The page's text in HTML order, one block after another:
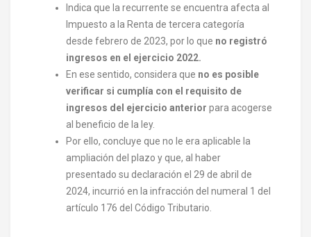
Indica que la recurrente se encuentra afecta al
Impuesto a la Renta de tercera categoría
desde febrero de 2023, por lo que no registró
ingresos en el ejercicio 2022.
En ese sentido, considera que no es posible
verificar si cumplía con el requisito de
ingresos del ejercicio anterior para acogerse
al beneficio de la ley.
Por ello, concluye que no le era aplicable la
ampliación del plazo y que, al haber
presentado su declaración el 29 de abril de
2024, incurrió en la infracción del numeral 1 del
artículo 176 del Código Tributario.